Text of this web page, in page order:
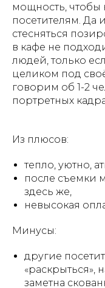
мощность, чтобы
посетителям. Да
стесняться
в кафе не
людей, только
целиком под
говорим об 1-2
портретных
Из плюсов:
тепло, уютно,
после съемки
здесь же,
невысокая
Минусы:
другие
«раскрыться»,
заметна